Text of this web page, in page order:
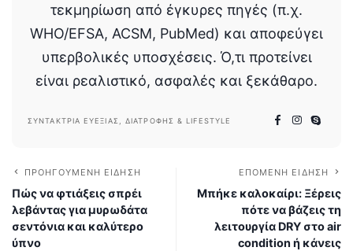
τεκμηρίωση από έγκυρες πηγές (π.χ.
WHO/EFSA, ACSM, PubMed) και αποφεύγει
υπερβολικές υποσχέσεις. Ό,τι προτείνει
είναι ρεαλιστικό, ασφαλές και ξεκάθαρο.
ΣΥΝΤΆΚΤΡΙΑ ΕΥΕΞΊΑΣ, ΔΙΑΤΡΟΦΉΣ & LIFESTYLE
ΠΡΟΗΓΟΎΜΕΝΗ ΕΊΔΗΣΗ
Πώς να φτιάξεις σπρέι
λεβάντας για μυρωδάτα
σεντόνια και καλύτερο
ύπνο
ΕΠΌΜΕΝΗ ΕΊΔΗΣΗ
Μπήκε καλοκαίρι: Ξέρεις
πότε να βάζεις τη
λειτουργία DRY στο air
condition ή κάνεις